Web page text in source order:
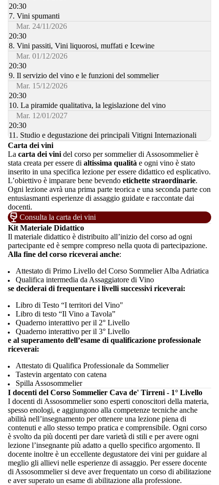
20:30
7. Vini spumanti
Mar. 24/11/2026
20:30
8. Vini passiti, Vini liquorosi, muffati e Icewine
Mar. 01/12/2026
20:30
9. Il servizio del vino e le funzioni del sommelier
Mar. 15/12/2026
20:30
10. La piramide qualitativa, la legislazione del vino
Mar. 12/01/2027
20:30
11. Studio e degustazione dei principali Vitigni Internazionali
Carta dei vini
La carta dei vini del corso per sommelier di Assosommelier è
stata creata per essere di altissima qualità e ogni vino è stato
inserito in una specifica lezione per essere didattico ed esplicativo.
L’obiettivo è imparare bene bevendo etichette straordinarie.
Ogni lezione avrà una prima parte teorica e una seconda parte con
entusiasmanti esperienze di assaggio guidate e raccontate dai
docenti.
Consulta la carta dei vini
Kit Materiale Didattico
Il materiale didattico è distribuito all’inizio del corso ad ogni
partecipante ed è sempre compreso nella quota di partecipazione.
Alla fine del corso riceverai anche:
Attestato di Primo Livello del Corso Sommelier Alba Adriatica
Qualifica intermedia da Assaggiatore di Vino
se deciderai di frequentare i livelli successivi riceverai:
Libro di Testo “I territori del Vino"
Libro di testo “Il Vino a Tavola”
Quaderno interattivo per il 2° Livello
Quaderno interattivo per il 3° Livello
e al superamento dell’esame di qualificazione professionale
riceverai:
Attestato di Qualifica Professionale da Sommelier
Tastevin argentato con catena
Spilla Assosommelier
I docenti del Corso Sommelier Cava de' Tirreni - 1° Livello
I docenti di Assosommelier sono esperti conoscitori della materia,
spesso enologi, e aggiungono alla competenze tecniche anche
abilità nell’insegnamento per ottenere una lezione piena di
contenuti e allo stesso tempo pratica e comprensibile. Ogni corso
è svolto da più docenti per dare varietà di stili e per avere ogni
lezione l’insegnante più adatto a quello specifico argomento. Il
docente inoltre è un eccellente degustatore dei vini per guidare al
meglio gli allievi nelle esperienze di assaggio. Per essere docente
di Assosommelier si deve aver frequentato un corso di abilitazione
e aver superato un esame di abilitazione alla professione.